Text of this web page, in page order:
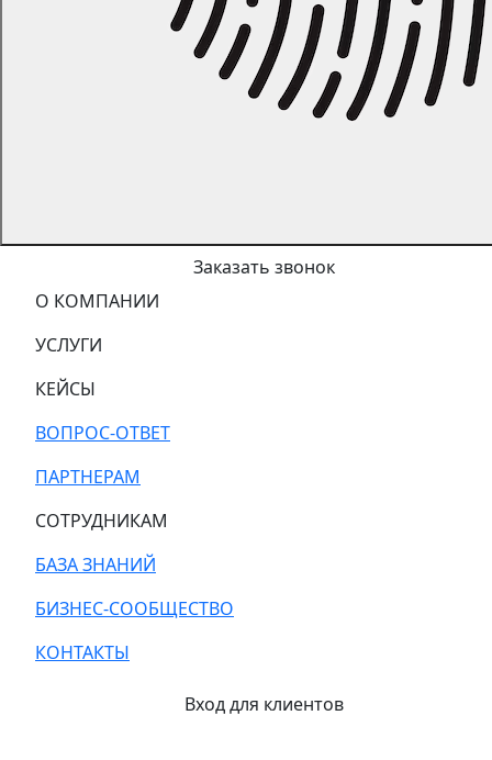
Заказать звонок
О КОМПАНИИ
УСЛУГИ
КЕЙСЫ
ВОПРОС-ОТВЕТ
ПАРТНЕРАМ
СОТРУДНИКАМ
БАЗА ЗНАНИЙ
БИЗНЕС-СООБЩЕСТВО
КОНТАКТЫ
Вход для клиентов